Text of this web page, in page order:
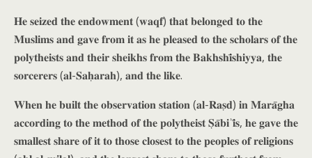
𝐇𝐞 𝐬𝐞𝐢𝐳𝐞𝐝 𝐭𝐡𝐞 𝐞𝐧𝐝𝐨𝐰𝐦𝐞𝐧𝐭 (𝐰𝐚𝐪𝐟) 𝐭𝐡𝐚𝐭 𝐛𝐞𝐥𝐨𝐧𝐠𝐞𝐝 𝐭𝐨 𝐭𝐡𝐞
𝐌𝐮𝐬𝐥𝐢𝐦𝐬 𝐚𝐧𝐝 𝐠𝐚𝐯𝐞 𝐟𝐫𝐨𝐦 𝐢𝐭 𝐚𝐬 𝐡𝐞 𝐩𝐥𝐞𝐚𝐬𝐞𝐝 𝐭𝐨 𝐭𝐡𝐞 𝐬𝐜𝐡𝐨𝐥𝐚𝐫𝐬 𝐨𝐟 𝐭𝐡𝐞
𝐩𝐨𝐥𝐲𝐭𝐡𝐞𝐢𝐬𝐭𝐬 𝐚𝐧𝐝 𝐭𝐡𝐞𝐢𝐫 𝐬𝐡𝐞𝐢𝐤𝐡𝐬 𝐟𝐫𝐨𝐦 𝐭𝐡𝐞 𝐁𝐚𝐤𝐡𝐬𝐡𝐢̄𝐬𝐡𝐢𝐲𝐲𝐚, 𝐭𝐡𝐞
𝐬𝐨𝐫𝐜𝐞𝐫𝐞𝐫𝐬 (𝐚𝐥-𝐒𝐚𝐡̣𝐚𝐫𝐚𝐡), 𝐚𝐧𝐝 𝐭𝐡𝐞 𝐥𝐢𝐤𝐞.
𝐖𝐡𝐞𝐧 𝐡𝐞 𝐛𝐮𝐢𝐥𝐭 𝐭𝐡𝐞 𝐨𝐛𝐬𝐞𝐫𝐯𝐚𝐭𝐢𝐨𝐧 𝐬𝐭𝐚𝐭𝐢𝐨𝐧 (𝐚𝐥-𝐑𝐚𝐬̣𝐝) 𝐢𝐧 𝐌𝐚𝐫𝐚̄𝐠𝐡𝐚
𝐚𝐜𝐜𝐨𝐫𝐝𝐢𝐧𝐠 𝐭𝐨 𝐭𝐡𝐞 𝐦𝐞𝐭𝐡𝐨𝐝 𝐨𝐟 𝐭𝐡𝐞 𝐩𝐨𝐥𝐲𝐭𝐡𝐞𝐢𝐬𝐭 𝐒̣𝐚̄𝐛𝐢ʾ𝐢̄𝐬, 𝐡𝐞 𝐠𝐚𝐯𝐞 𝐭𝐡𝐞
𝐬𝐦𝐚𝐥𝐥𝐞𝐬𝐭 𝐬𝐡𝐚𝐫𝐞 𝐨𝐟 𝐢𝐭 𝐭𝐨 𝐭𝐡𝐨𝐬𝐞 𝐜𝐥𝐨𝐬𝐞𝐬𝐭 𝐭𝐨 𝐭𝐡𝐞 𝐩𝐞𝐨𝐩𝐥𝐞𝐬 𝐨𝐟 𝐫𝐞𝐥𝐢𝐠𝐢𝐨𝐧𝐬